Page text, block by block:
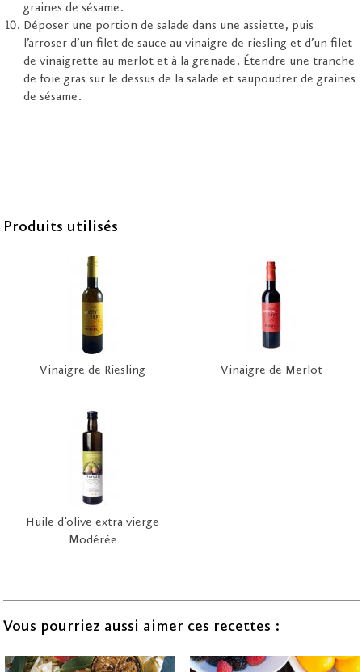
graines de sésame.
Déposer une portion de salade dans une assiette, puis
l’arroser d’un filet de sauce au vinaigre de riesling et d’un filet
de vinaigrette au merlot et à la grenade. Étendre une tranche
de foie gras sur le dessus de la salade et saupoudrer de graines
de sésame.
Produits utilisés
Vinaigre de Riesling Vinaigre de Merlot
Huile d'olive extra vierge
Modérée
Vous pourriez aussi aimer ces recettes :